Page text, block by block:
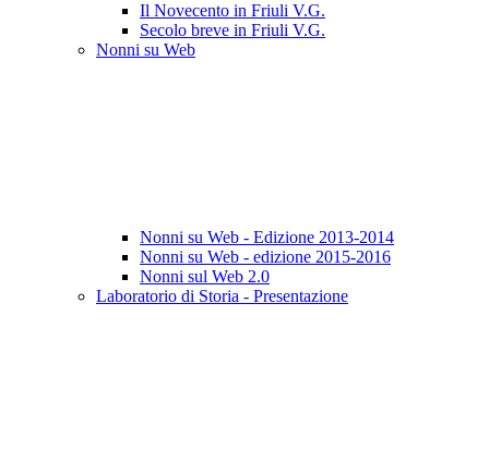
Il Novecento in Friuli V.G.
Secolo breve in Friuli V.G.
Nonni su Web
Nonni su Web - Edizione 2013-2014
Nonni su Web - edizione 2015-2016
Nonni sul Web 2.0
Laboratorio di Storia - Presentazione